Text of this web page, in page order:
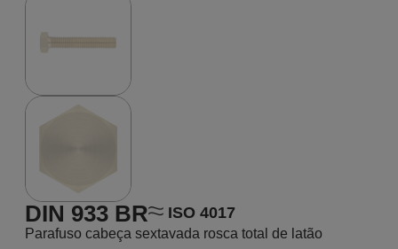
DIN 933 BR ISO 4017
Parafuso cabeça sextavada rosca total de latão